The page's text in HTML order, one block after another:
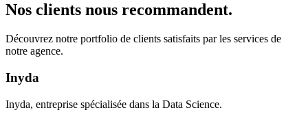
Nos clients nous recommandent.
Découvrez notre portfolio de clients satisfaits par les services de
notre agence.
Inyda
Inyda, entreprise spécialisée dans la Data Science.